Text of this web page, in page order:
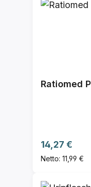
Ratiomed
Regulärer
14,27 €
Netto: 11,99 €